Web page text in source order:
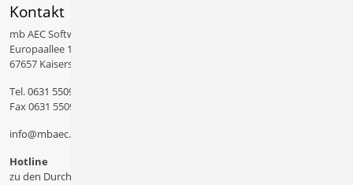
Kontakt
mb AEC Software GmbH
Europaallee 14
67657 Kaiserslautern
Tel.0631 550999 11
Fax 0631 550999 20
info@mbaec.de
Hotline
zu den Durchwahlen